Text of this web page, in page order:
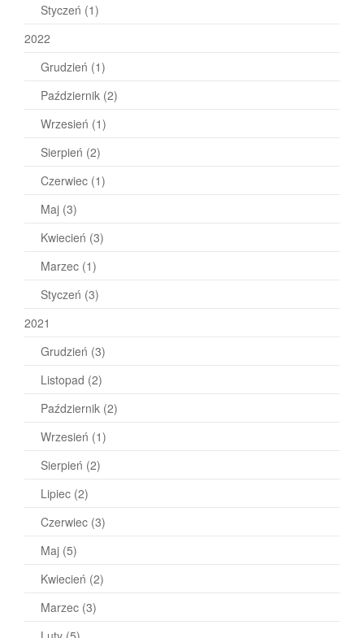
Styczeń (1)
2022
Grudzień (1)
Październik (2)
Wrzesień (1)
Sierpień (2)
Czerwiec (1)
Maj (3)
Kwiecień (3)
Marzec (1)
Styczeń (3)
2021
Grudzień (3)
Listopad (2)
Październik (2)
Wrzesień (1)
Sierpień (2)
Lipiec (2)
Czerwiec (3)
Maj (5)
Kwiecień (2)
Marzec (3)